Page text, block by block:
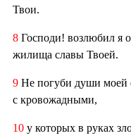
Твои.
8 Господи! возлюбил я
жилища славы Твоей.
9 Не погуби души моей
с кровожадными,
10 у которых в руках